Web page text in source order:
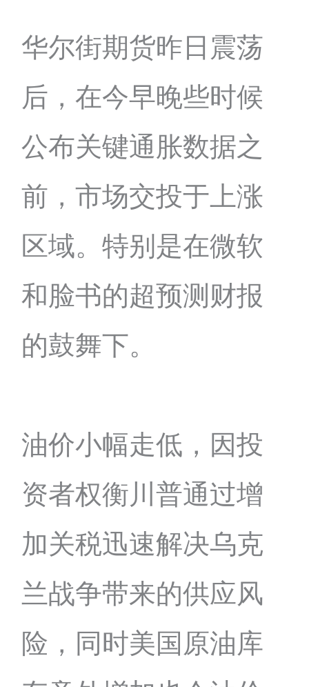
华尔街期货昨日震荡
后，在今早晚些时候
公布关键通胀数据之
前，市场交投于上涨
区域。特别是在微软
和脸书的超预测财报
的鼓舞下。
油价小幅走低，因投
资者权衡川普通过增
加关税迅速解决乌克
兰战争带来的供应风
险，同时美国原油库